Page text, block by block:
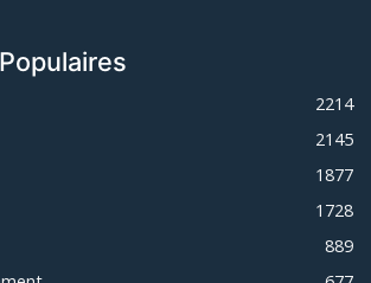
2214
2145
1877
1728
889